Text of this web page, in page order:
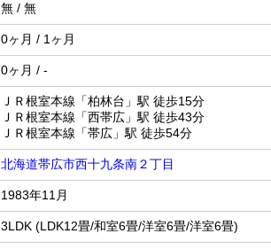
無 / 無
0ヶ月 / 1ヶ月
0ヶ月 / -
ＪＲ根室本線「柏林台」駅 徒歩15分
ＪＲ根室本線「西帯広」駅 徒歩43分
ＪＲ根室本線「帯広」駅 徒歩54分
北海道帯広市西十九条南２丁目
1983年11月
3LDK (LDK12畳/和室6畳/洋室6畳/洋室6畳)